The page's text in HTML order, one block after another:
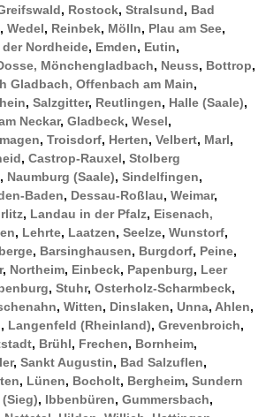
, Rostock, Stralsund, Bad
, Wedel, Reinbek, Mölln, Plau am See,
Nordheide, Emden, Eutin,
Mönchengladbach, Neuss, Bottrop,
Gladbach, Offenbach am Main,
, Salzgitter, Reutlingen, Halle (Saale),
Neckar, Gladbeck, Wesel,
, Troisdorf, Herten, Velbert, Marl,
, Castrop-Rauxel, Stolberg
, Naumburg (Saale), Sindelfingen,
Baden, Dessau-Roßlau, Weimar,
, Landau in der Pfalz, Eisenach,
, Lehrte, Laatzen, Seelze, Wunstorf,
, Barsinghausen, Burgdorf, Peine,
, Northeim, Einbeck, Papenburg, Leer
, Stuhr, Osterholz-Scharmbeck,
, Witten, Dinslaken, Unna, Ahlen,
, Langenfeld (Rheinland), Grevenbroich,
, Brühl, Frechen, Bornheim,
, Sankt Augustin, Bad Salzuflen,
, Lünen, Bocholt, Bergheim, Sundern
, Ibbenbüren, Gummersbach,